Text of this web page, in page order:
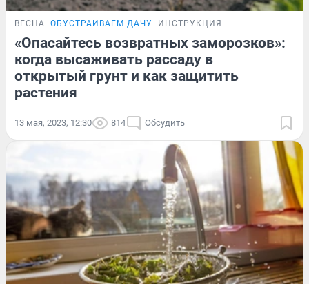
ВЕСНА ОБУСТРАИВАЕМ ДАЧУ ИНСТРУКЦИЯ
«Опасайтесь возвратных заморозков»:
когда высаживать рассаду в
открытый грунт и как защитить
растения
13 мая, 2023, 12:30 814 Обсудить